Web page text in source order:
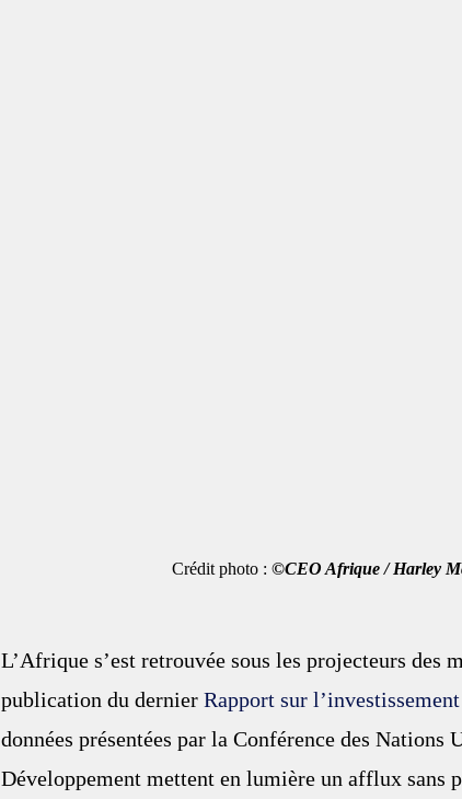
                                       Crédit photo :
©CEO Afrique / Harley
L’Afrique s’est retrouvée sous les projecteurs des
publication du dernier Rapport sur
données présentées par la Conférence des Nations
Développement mettent en lumière un afflux sans